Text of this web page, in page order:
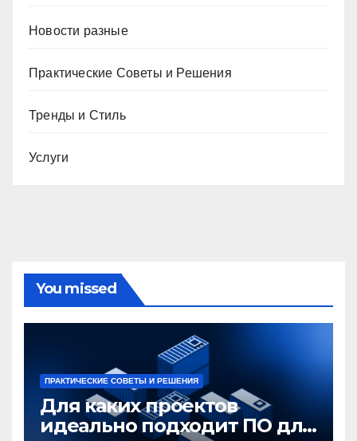
Новости разные
Практические Советы и Решения
Тренды и Стиль
Услуги
You missed
ПРАКТИЧЕСКИЕ СОВЕТЫ И РЕШЕНИЯ
Для каких проектов
идеально подходит ПО для